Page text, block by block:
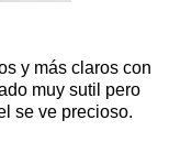
y más claros con
muy sutil pero
se ve precioso.